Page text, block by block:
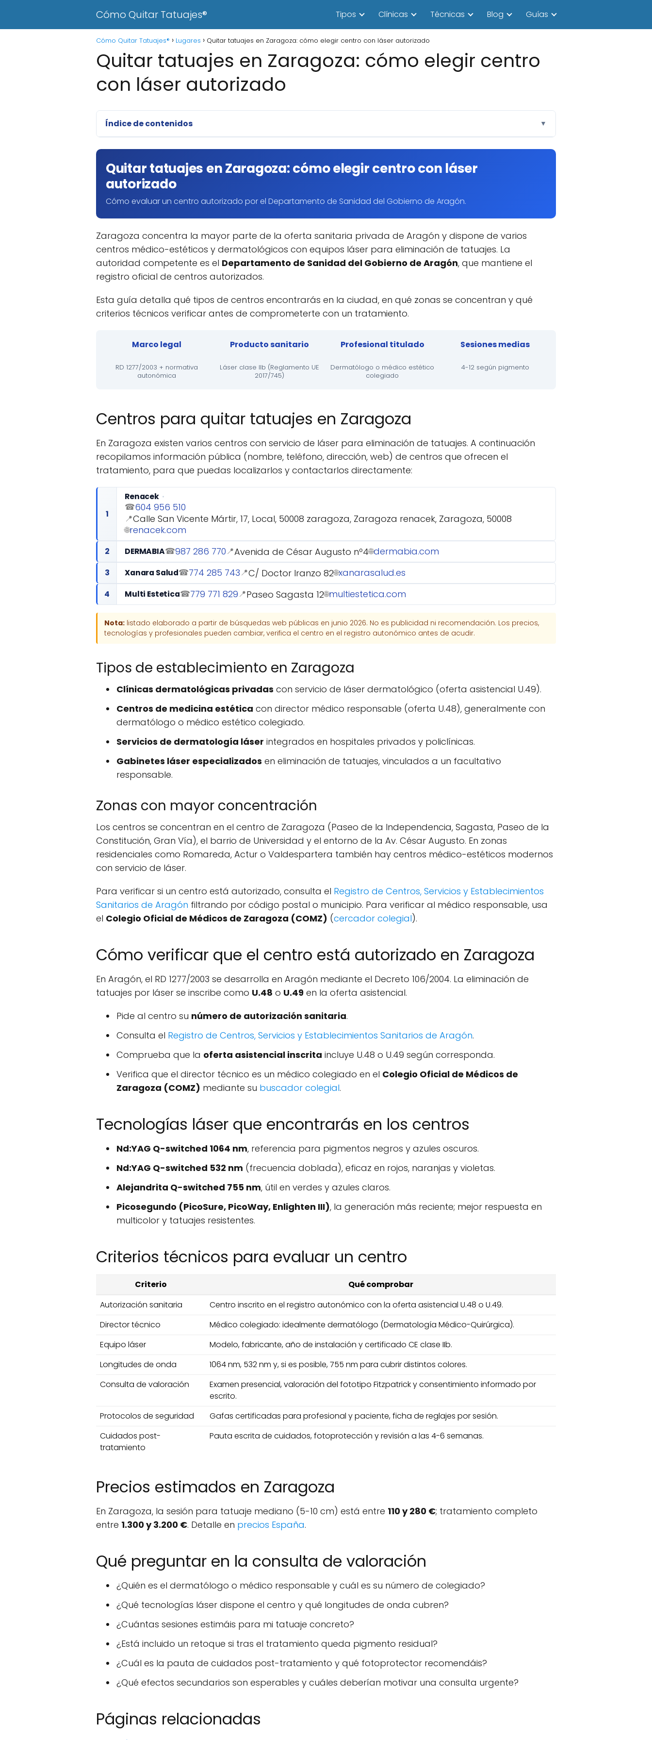
Cómo Quitar Tatuajes® Tipos Clínicas Técnicas Blog Guías
Cómo Quitar Tatuajes® Lugares Quitar tatuajes en Zaragoza: cómo elegir centro con láser autorizado
Quitar tatuajes en Zaragoza: cómo elegir centro
con láser autorizado
Índice de contenidos ▼
Quitar tatuajes en Zaragoza: cómo elegir centro con láser
autorizado
Cómo evaluar un centro autorizado por el Departamento de Sanidad del Gobierno de Aragón.
Zaragoza concentra la mayor parte de la oferta sanitaria privada de Aragón y dispone de varios
centros médico-estéticos y dermatológicos con equipos láser para eliminación de tatuajes. La
autoridad competente es el Departamento de Sanidad del Gobierno de Aragón, que mantiene el
registro oficial de centros autorizados.
Esta guía detalla qué tipos de centros encontrarás en la ciudad, en qué zonas se concentran y qué
criterios técnicos verificar antes de comprometerte con un tratamiento.
Marco legal
RD 1277/2003 + normativa
autonómica
Producto sanitario
Láser clase IIb (Reglamento UE
2017/745)
Profesional titulado
Dermatólogo o médico estético
colegiado
Sesiones medias
4-12 según pigmento
Centros para quitar tatuajes en Zaragoza
En Zaragoza existen varios centros con servicio de láser para eliminación de tatuajes. A continuación
recopilamos información pública (nombre, teléfono, dirección, web) de centros que ofrecen el
tratamiento, para que puedas localizarlos y contactarlos directamente:
1
Renacek
☎604 956 510
📍Calle San Vicente Mártir, 17, Local, 50008 zaragoza, Zaragoza renacek, Zaragoza, 50008
🌐renacek.com
2 DERMABIA☎987 286 770📍Avenida de César Augusto nº4🌐dermabia.com
3 Xanara Salud☎774 285 743📍C/ Doctor Iranzo 82🌐xanarasalud.es
4 Multi Estetica☎779 771 829📍Paseo Sagasta 12🌐multiestetica.com
Nota: listado elaborado a partir de búsquedas web públicas en junio 2026. No es publicidad ni recomendación. Los precios,
tecnologías y profesionales pueden cambiar, verifica el centro en el registro autonómico antes de acudir.
Tipos de establecimiento en Zaragoza
Clínicas dermatológicas privadas con servicio de láser dermatológico (oferta asistencial U.49).
Centros de medicina estética con director médico responsable (oferta U.48), generalmente con
dermatólogo o médico estético colegiado.
Servicios de dermatología láser integrados en hospitales privados y policlínicas.
Gabinetes láser especializados en eliminación de tatuajes, vinculados a un facultativo
responsable.
Zonas con mayor concentración
Los centros se concentran en el centro de Zaragoza (Paseo de la Independencia, Sagasta, Paseo de la
Constitución, Gran Vía), el barrio de Universidad y el entorno de la Av. César Augusto. En zonas
residenciales como Romareda, Actur o Valdespartera también hay centros médico-estéticos modernos
con servicio de láser.
Para verificar si un centro está autorizado, consulta el Registro de Centros, Servicios y Establecimientos
Sanitarios de Aragón filtrando por código postal o municipio. Para verificar al médico responsable, usa
el Colegio Oficial de Médicos de Zaragoza (COMZ) (cercador colegial).
Cómo verificar que el centro está autorizado en Zaragoza
En Aragón, el RD 1277/2003 se desarrolla en Aragón mediante el Decreto 106/2004. La eliminación de
tatuajes por láser se inscribe como U.48 o U.49 en la oferta asistencial.
Pide al centro su número de autorización sanitaria.
Consulta el Registro de Centros, Servicios y Establecimientos Sanitarios de Aragón.
Comprueba que la oferta asistencial inscrita incluye U.48 o U.49 según corresponda.
Verifica que el director técnico es un médico colegiado en el Colegio Oficial de Médicos de
Zaragoza (COMZ) mediante su buscador colegial.
Tecnologías láser que encontrarás en los centros
Nd:YAG Q-switched 1064 nm, referencia para pigmentos negros y azules oscuros.
Nd:YAG Q-switched 532 nm (frecuencia doblada), eficaz en rojos, naranjas y violetas.
Alejandrita Q-switched 755 nm, útil en verdes y azules claros.
Picosegundo (PicoSure, PicoWay, Enlighten III), la generación más reciente; mejor respuesta en
multicolor y tatuajes resistentes.
Criterios técnicos para evaluar un centro
Criterio
Qué comprobar
Autorización sanitaria
Centro inscrito en el registro autonómico con la oferta asistencial U.48 o U.49.
Director técnico
Médico colegiado: idealmente dermatólogo (Dermatología Médico-Quirúrgica).
Equipo láser
Modelo, fabricante, año de instalación y certificado CE clase IIb.
Longitudes de onda
1064 nm, 532 nm y, si es posible, 755 nm para cubrir distintos colores.
Consulta de valoración
Examen presencial, valoración del fototipo Fitzpatrick y consentimiento informado por
escrito.
Protocolos de seguridad
Gafas certificadas para profesional y paciente, ficha de reglajes por sesión.
Cuidados post-
tratamiento
Pauta escrita de cuidados, fotoprotección y revisión a las 4-6 semanas.
Precios estimados en Zaragoza
En Zaragoza, la sesión para tatuaje mediano (5-10 cm) está entre 110 y 280 €; tratamiento completo
entre 1.300 y 3.200 €. Detalle en precios España.
Qué preguntar en la consulta de valoración
¿Quién es el dermatólogo o médico responsable y cuál es su número de colegiado?
¿Qué tecnologías láser dispone el centro y qué longitudes de onda cubren?
¿Cuántas sesiones estimáis para mi tatuaje concreto?
¿Está incluido un retoque si tras el tratamiento queda pigmento residual?
¿Cuál es la pauta de cuidados post-tratamiento y qué fotoprotector recomendáis?
¿Qué efectos secundarios son esperables y cuáles deberían motivar una consulta urgente?
Páginas relacionadas